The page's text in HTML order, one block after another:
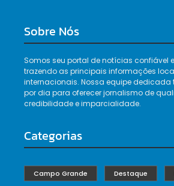
Sobre Nós
Somos seu portal de notícias confiável
trazendo as principais informações
internacionais. Nossa equipe dedicada
por dia para oferecer jornalismo de
credibilidade e imparcialidade.
Categorias
Campo Grande Destaque